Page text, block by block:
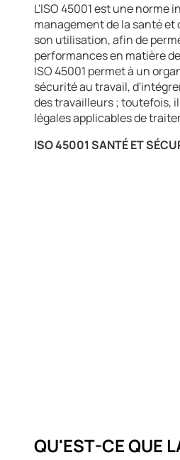
L'ISO 45001 est une
management de la santé
son utilisation, afin de
performances en matière
ISO 45001 permet à un
sécurité au travail,
des travailleurs ; toutefois,
légales applicables de
ISO 45001 SANTÉ ET
QU'EST-CE QUE